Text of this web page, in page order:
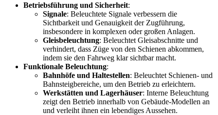
Betriebsführung und Sicherheit:
Signale: Beleuchtete Signale verbessern die
Sichtbarkeit und Genauigkeit der Zugführung,
insbesondere in komplexen oder großen Anlagen.
Gleisbeleuchtung: Beleuchtet Gleisabschnitte und
verhindert, dass Züge von den Schienen abkommen,
indem sie den Fahrweg klar sichtbar macht.
Funktionale Beleuchtung:
Bahnhöfe und Haltestellen: Beleuchtet Schienen- und
Bahnsteigbereiche, um den Betrieb zu erleichtern.
Werkstätten und Lagerhäuser: Interne Beleuchtung
zeigt den Betrieb innerhalb von Gebäude-Modellen an
und verleiht ihnen ein lebendiges Aussehen.